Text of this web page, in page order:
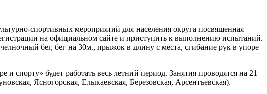
спортивных мероприятий для населения округа посвященная
на официальном сайте и приступить к выполнению испытаний.
бег, бег на 30м., прыжок в длину с места, сгибание рук в упоре
будет работать весь летний период. Занятия проводятся на 21
Ясногорская, Елыкаевская, Березовская, Арсентьевская).